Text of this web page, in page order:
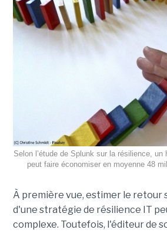
Selon l’étude de Splunk sur la résilience,
peut faire économiser en moyenne 48
À première vue, estimer le retour
d'une stratégie de résilience IT
complexe. Toutefois, l'éditeur de